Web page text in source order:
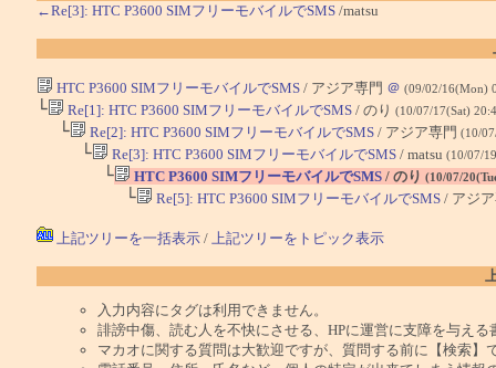
←Re[3]: HTC P3600 SIMフリーモバイルでSMS/matsu
HTC P3600 SIMフリーモバイルでSMS/ アジア専門 ＠ (09/02/16(Mon)
└ Re[1]: HTC P3600 SIMフリーモバイルでSMS/ のり (10/07/17(Sat)
└ Re[2]: HTC P3600 SIMフリーモバイルでSMS/ アジア専門 (10/
└ Re[3]: HTC P3600 SIMフリーモバイルでSMS/ matsu (10/07/
└ HTC P3600 SIMフリーモバイルでSMS/ のり (10/07/
└ Re[5]: HTC P3600 SIMフリーモバイルでSMS/ アジ
上記ツリーを一括表示/ 上記ツリーをトピック表示
入力内容にタグは利用できません。
誹謗中傷、読む人を不快にさせる、HPに運営に支障を与え
マカオに関する質問は大歓迎ですが、質問する前に【検索】